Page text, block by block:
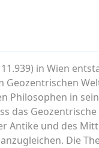
in Wien
Geozentrischen
Philosophen in
das
Antike und des
Die